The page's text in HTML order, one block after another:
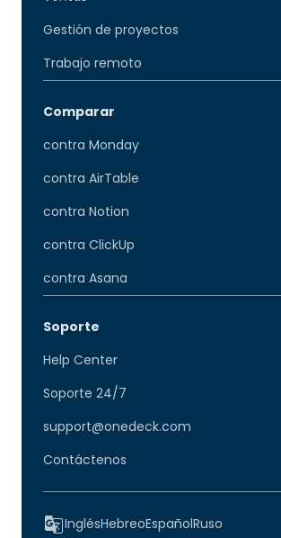
Gestión de proyectos
Trabajo remoto
Comparar
contra Monday
contra AirTable
contra Notion
contra ClickUp
contra Asana
Soporte
Help Center
Soporte 24/7
support@onedeck.com
Contáctenos
InglésHebreoEspañolRuso